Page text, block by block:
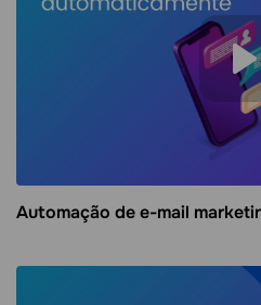
Automação de e-mail